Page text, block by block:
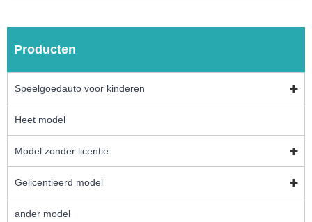
Producten
Speelgoedauto voor kinderen
Heet model
Model zonder licentie
Gelicentieerd model
ander model